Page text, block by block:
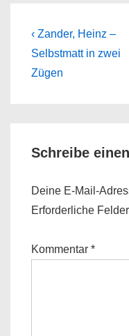
Previous
Post
is
‹ Zander, Heinz –
Selbstmatt in zwei
Zügen
Schreibe
Deine E-Mail-
Erforderliche
Kommentar *